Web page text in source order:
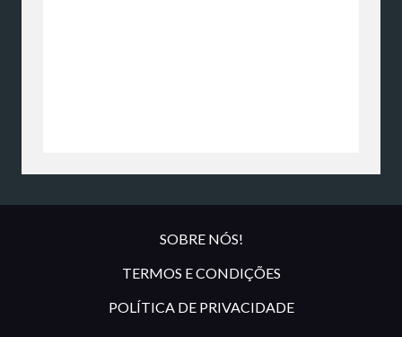
SOBRE NÓS!
TERMOS E CONDIÇÕES
POLÍTICA DE PRIVACIDADE